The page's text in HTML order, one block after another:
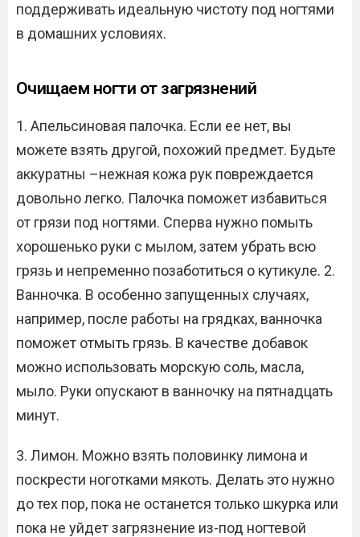
поддерживать идеальную чистоту под ногтями
в домашних условиях.
Очищаем ногти от загрязнений
1. Апельсиновая палочка. Если ее нет, вы
можете взять другой, похожий предмет. Будьте
аккуратны –нежная кожа рук повреждается
довольно легко. Палочка поможет избавиться
от грязи под ногтями. Сперва нужно помыть
хорошенько руки с мылом, затем убрать всю
грязь и непременно позаботиться о кутикуле. 2.
Ванночка. В особенно запущенных случаях,
например, после работы на грядках, ванночка
поможет отмыть грязь. В качестве добавок
можно использовать морскую соль, масла,
мыло. Руки опускают в ванночку на пятнадцать
минут.
3. Лимон. Можно взять половинку лимона и
поскрести ноготками мякоть. Делать это нужно
до тех пор, пока не останется только шкурка или
пока не уйдет загрязнение из-под ногтевой